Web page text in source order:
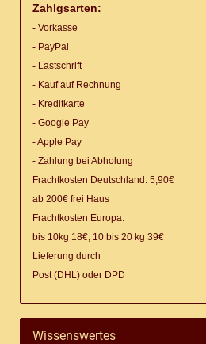
Zahlgsarten:
- Vorkasse
- PayPal
- Lastschrift
- Kauf auf Rechnung
- Kreditkarte
- Google Pay
- Apple Pay
- Zahlung bei Abholung
Frachtkosten Deutschland: 5,90€
ab 200€ frei Haus
Frachtkosten Europa:
bis 10kg 18€, 10 bis 20 kg 39€
Lieferung durch
Post (DHL) oder DPD
Wissenswertes